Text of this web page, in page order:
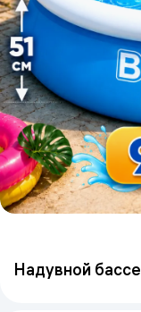
Надувной